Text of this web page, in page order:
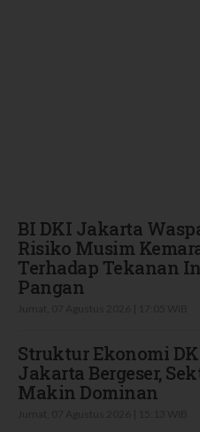
BI DKI Jakarta
Risiko Musim
Terhadap Tekanan
Pangan
Struktur Ekonomi
Jakarta Bergeser,
Makin Dominan